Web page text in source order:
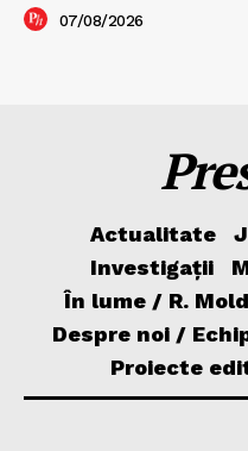
07/08/2026
Actualitate
Investigații
În lume / R.
Despre noi /
Proiecte